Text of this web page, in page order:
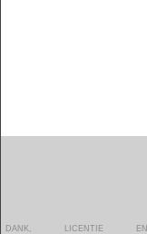
DANK, LICENTIE EN
LIEFDE DOOR JAYDEN EN ALICIA,
STEPHAN SCHMIDT, AIDAN
ZOOM.IN, PROSHOTS,
VAN NEDERLAND -
ALGEMENE VOORWAARDEN